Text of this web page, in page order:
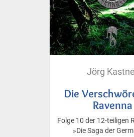
Jörg
Die
Ravenna
Folge 10 der 12-teiligen
»Die Saga der